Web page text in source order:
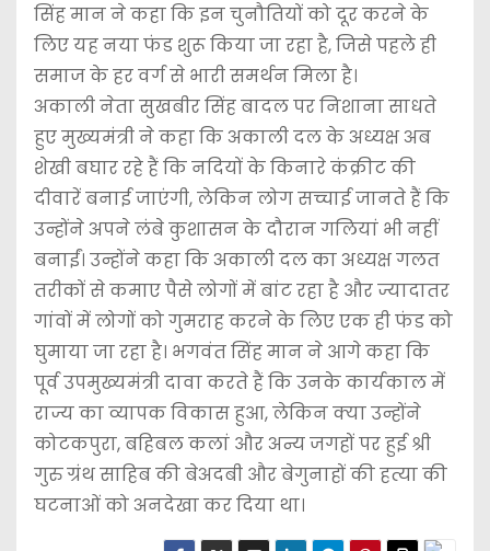
सिंह मान ने कहा कि इन चुनौतियों को दूर करने के
लिए यह नया फंड शुरू किया जा रहा है, जिसे पहले ही
समाज के हर वर्ग से भारी समर्थन मिला है।
अकाली नेता सुखबीर सिंह बादल पर निशाना साधते
हुए मुख्यमंत्री ने कहा कि अकाली दल के अध्यक्ष अब
शेखी बघार रहे हैं कि नदियों के किनारे कंक्रीट की
दीवारें बनाई जाएंगी, लेकिन लोग सच्चाई जानते हैं कि
उन्होंने अपने लंबे कुशासन के दौरान गलियां भी नहीं
बनाईं। उन्होंने कहा कि अकाली दल का अध्यक्ष गलत
तरीकों से कमाए पैसे लोगों में बांट रहा है और ज्यादातर
गांवों में लोगों को गुमराह करने के लिए एक ही फंड को
घुमाया जा रहा है। भगवंत सिंह मान ने आगे कहा कि
पूर्व उपमुख्यमंत्री दावा करते हैं कि उनके कार्यकाल में
राज्य का व्यापक विकास हुआ, लेकिन क्या उन्होंने
कोटकपुरा, बहिबल कलां और अन्य जगहों पर हुई श्री
गुरु ग्रंथ साहिब की बेअदबी और बेगुनाहों की हत्या की
घटनाओं को अनदेखा कर दिया था।